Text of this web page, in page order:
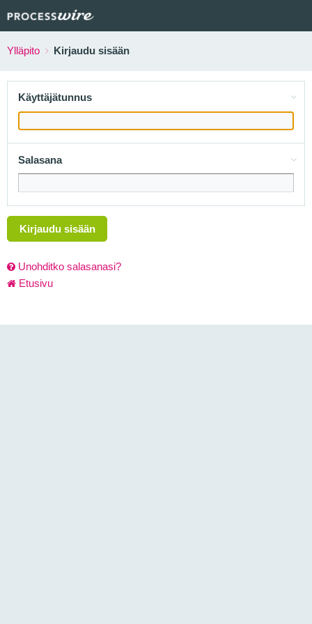
Ylläpito Kirjaudu sisään
Käyttäjätunnus
Salasana
Kirjaudu sisään
Unohditko salasanasi?
Etusivu